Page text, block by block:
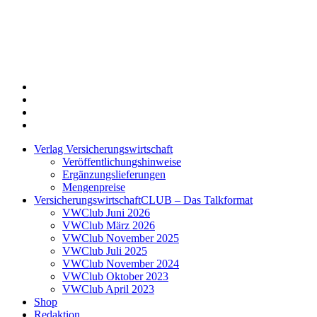
Verlag Versicherungswirtschaft
Veröffentlichungshinweise
Ergänzungslieferungen
Mengenpreise
VersicherungswirtschaftCLUB – Das Talkformat
VWClub Juni 2026
VWClub März 2026
VWClub November 2025
VWClub Juli 2025
VWClub November 2024
VWClub Oktober 2023
VWClub April 2023
Shop
Redaktion